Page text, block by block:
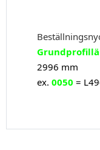
2996 mm
ex. 0050 =